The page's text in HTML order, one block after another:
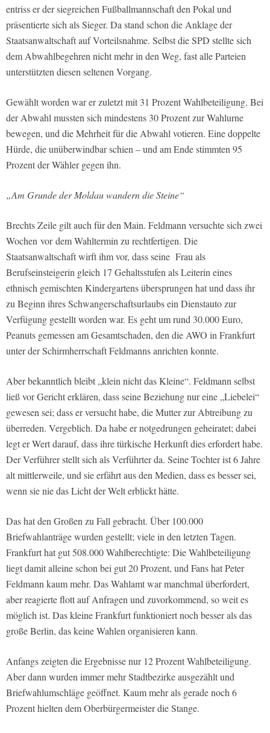
entriss er der siegreichen Fußballmannschaft den Pokal und
präsentierte sich als Sieger. Da stand schon die Anklage der
Staatsanwaltschaft auf Vorteilsnahme. Selbst die SPD stellte sich
dem Abwahlbegehren nicht mehr in den Weg, fast alle Parteien
unterstützten diesen seltenen Vorgang.
Gewählt worden war er zuletzt mit 31 Prozent Wahlbeteiligung. Bei
der Abwahl mussten sich mindestens 30 Prozent zur Wahlurne
bewegen, und die Mehrheit für die Abwahl votieren. Eine doppelte
Hürde, die unüberwindbar schien – und am Ende stimmten 95
Prozent der Wähler gegen ihn.
„Am Grunde der Moldau wandern die Steine“
Brechts Zeile gilt auch für den Main. Feldmann versuchte sich zwei
Wochen vor dem Wahltermin zu rechtfertigen. Die
Staatsanwaltschaft wirft ihm vor, dass seine Frau als
Berufseinsteigerin gleich 17 Gehaltsstufen als Leiterin eines
ethnisch gemischten Kindergartens übersprungen hat und dass ihr
zu Beginn ihres Schwangerschaftsurlaubs ein Dienstauto zur
Verfügung gestellt worden war. Es geht um rund 30.000 Euro,
Peanuts gemessen am Gesamtschaden, den die AWO in Frankfurt
unter der Schirmherrschaft Feldmanns anrichten konnte.
Aber bekanntlich bleibt „klein nicht das Kleine“. Feldmann selbst
ließ vor Gericht erklären, dass seine Beziehung nur eine „Liebelei“
gewesen sei; dass er versucht habe, die Mutter zur Abtreibung zu
überreden. Vergeblich. Da habe er notgedrungen geheiratet; dabei
legt er Wert darauf, dass ihre türkische Herkunft dies erfordert habe.
Der Verführer stellt sich als Verführter da. Seine Tochter ist 6 Jahre
alt mittlerweile, und sie erfährt aus den Medien, dass es besser sei,
wenn sie nie das Licht der Welt erblickt hätte.
Das hat den Großen zu Fall gebracht. Über 100.000
Briefwahlanträge wurden gestellt; viele in den letzten Tagen.
Frankfurt hat gut 508.000 Wahlberechtigte: Die Wahlbeteiligung
liegt damit alleine schon bei gut 20 Prozent, und Fans hat Peter
Feldmann kaum mehr. Das Wahlamt war manchmal überfordert,
aber reagierte flott auf Anfragen und zuvorkommend, so weit es
möglich ist. Das kleine Frankfurt funktioniert noch besser als das
große Berlin, das keine Wahlen organisieren kann.
Anfangs zeigten die Ergebnisse nur 12 Prozent Wahlbeteiligung.
Aber dann wurden immer mehr Stadtbezirke ausgezählt und
Briefwahlumschläge geöffnet. Kaum mehr als gerade noch 6
Prozent hielten dem Oberbürgermeister die Stange.